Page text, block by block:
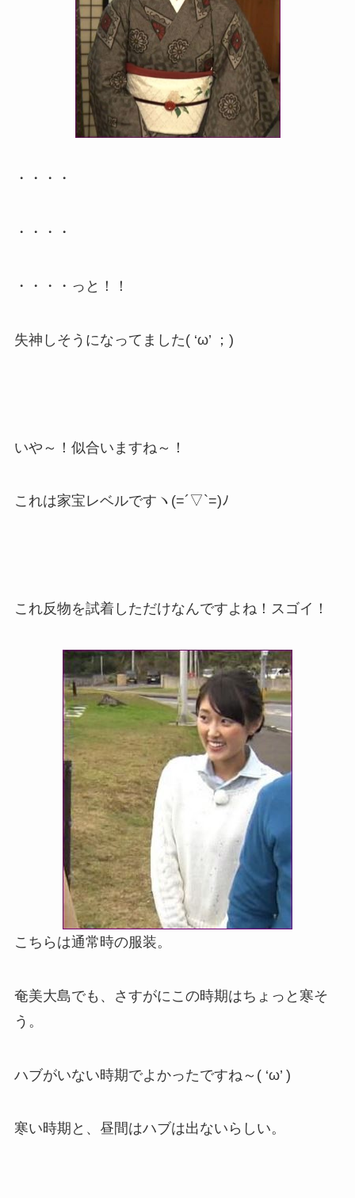
・・・・
・・・・
・・・・っと！！
失神しそうになってました( ‘ω’ ；)
いや～！似合いますね～！
これは家宝レベルですヽ(=´▽`=)ﾉ
これ反物を試着しただけなんですよね！スゴイ！
こちらは通常時の服装。
奄美大島でも、さすがにこの時期はちょっと寒そ
う。
ハブがいない時期でよかったですね～( ‘ω’ )
寒い時期と、昼間はハブは出ないらしい。